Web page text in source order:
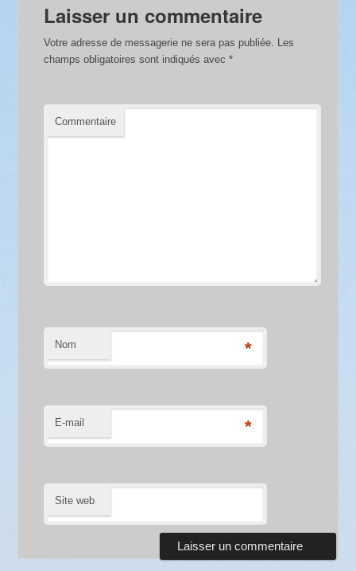
Laisser un commentaire
Votre adresse de messagerie ne sera pas publiée. Les
champs obligatoires sont indiqués avec*
Commentaire
Nom *
E-mail *
Site web